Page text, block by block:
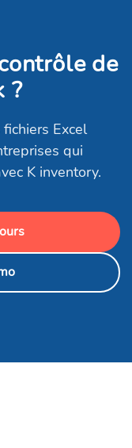
de
?
Excel
qui
K inventory.